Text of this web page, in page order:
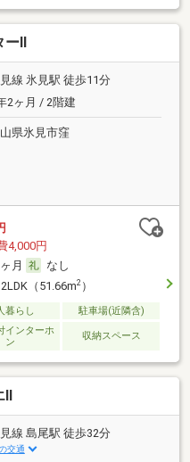
ーⅡ
線 氷見駅 徒歩11分
2ヶ月 / 2階建
県氷見市窪
4,000円
月
なし
（51.66m2）
暮らし 駐車場(近隣含)
インターホ
ン
収納スペース
Ⅱ
線 島尾駅 徒歩32分
交通